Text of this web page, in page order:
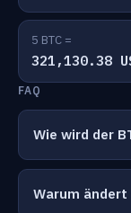
5 BTC =
321,130.38
FAQ
Wie wird der
Warum ändert